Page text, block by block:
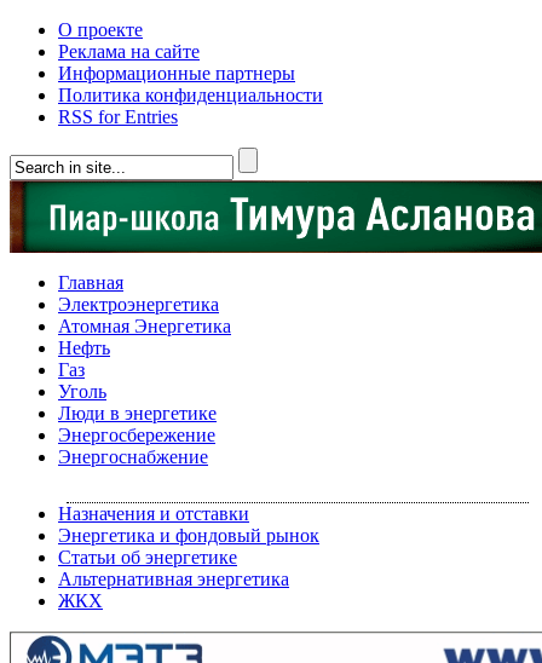
О проекте
Реклама на сайте
Информационные партнеры
Политика конфиденциальности
RSS for Entries
Главная
Электроэнергетика
Атомная Энергетика
Нефть
Газ
Уголь
Люди в энергетике
Энергосбережение
Энергоснабжение
Назначения и отставки
Энергетика и фондовый рынок
Статьи об энергетике
Альтернативная энергетика
ЖКХ